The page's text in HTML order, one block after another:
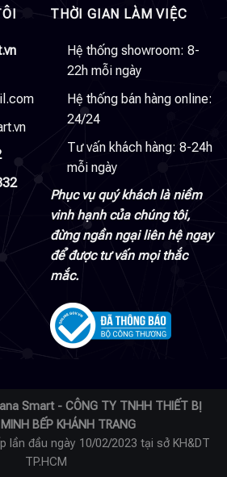
THỜI GIAN LÀM VIỆC
Hệ thống showroom: 8-
22h mỗi ngày
Hệ thống bán hàng online:
24/24
Tư vấn khách hàng: 8-24h
mỗi ngày
Phục vụ quý khách là niềm
vinh hạnh của chúng tôi,
đừng ngần ngại liên hệ ngay
để được tư vấn mọi thắc
mắc.
Smart - CÔNG TY TNHH THIẾT BỊ
BẾP KHÁNH TRANG
lần đầu ngày 10/02/2023 tại sở KH&DT
TP.HCM